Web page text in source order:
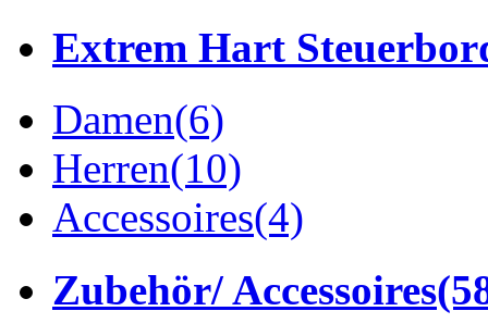
Extrem Hart
Damen(6)
Herren(10)
Accessoires(4)
Zubehör/ Accessoires